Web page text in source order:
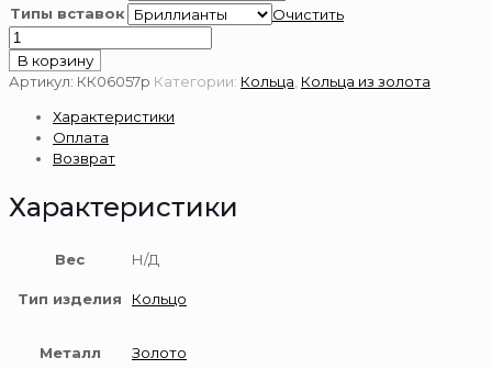
Типы вставок
Очистить
Количество
товара
Золотое
пробы
В корзину
Артикул: КК06057р Категории: Кольца Кольца из золота
Характеристики
Оплата
Возврат
Характеристики
Вес Н/Д
Тип изделия Кольцо
Металл Золото